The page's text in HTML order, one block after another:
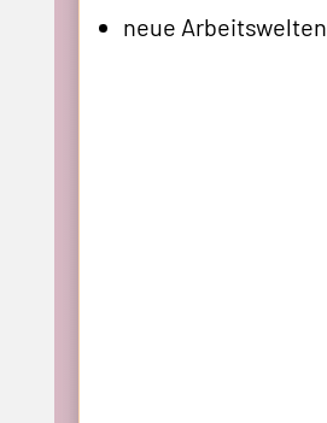
neue Arbeitswelten